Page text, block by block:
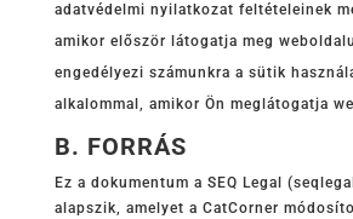
adatvédelmi nyilatkozat feltételeinek
amikor először látogatja meg
engedélyezi számunkra a sütik
alkalommal, amikor Ön meglátogatja
B. FORRÁS
Ez a dokumentum a SEQ Legal
alapszik, amelyet a CatCorner